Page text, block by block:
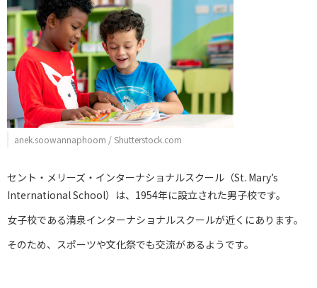
anek.soowannaphoom / Shutterstock.com
セント・メリーズ・インターナショナルスクール（St. Mary’s
International School）は、1954年に設立された男子校です。
女子校である清泉インターナショナルスクールが近くにあります。
そのため、スポーツや文化祭でも交流があるようです。